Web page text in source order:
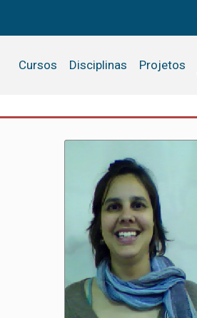
Cursos Disciplinas Projetos